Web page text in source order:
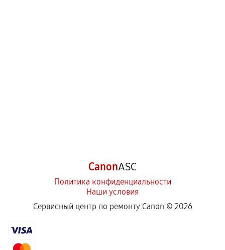
CanonASC
Политика конфиденциальности
Наши условия
Сервисный центр по ремонту Canon © 2026